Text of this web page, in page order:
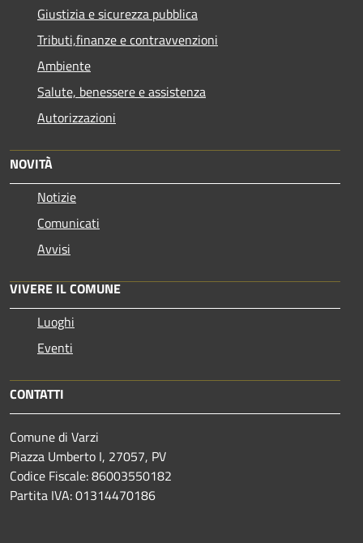
Giustizia e sicurezza pubblica
Tributi,finanze e contravvenzioni
Ambiente
Salute, benessere e assistenza
Autorizzazioni
NOVITÀ
Notizie
Comunicati
Avvisi
VIVERE IL COMUNE
Luoghi
Eventi
CONTATTI
Comune di Varzi
Piazza Umberto I, 27057, PV
Codice Fiscale: 86003550182
Partita IVA: 01314470186